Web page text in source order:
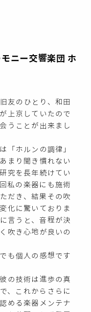
ニー交響楽団 ホ
友のひとり、和田
上京していたので
うことが出来まし
「ホルンの調律」
まり聞き慣れない
究を長年続けてい
私の楽器にも施術
だき、結果その吹
化に驚いておりま
言うと、音程が決
吹き心地が良いの
も個人の感想です
の技術は進歩の真
、これからさらに
める楽器メンテナ